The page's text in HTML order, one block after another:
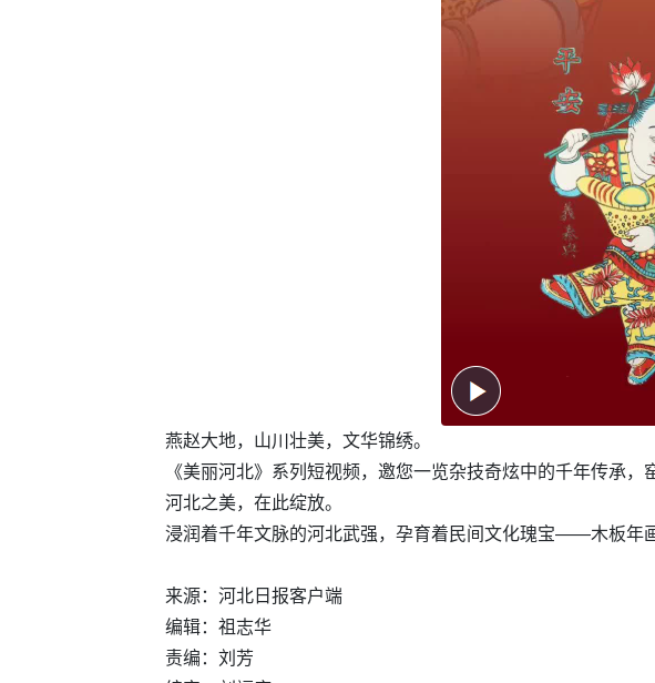
燕赵大地，山川壮美，文华锦绣。
《美丽河北》系列短视频，邀您一览杂技奇炫中的千年传承
河北之美，在此绽放。
浸润着千年文脉的河北武强，孕育着民间文化瑰宝——木板年
来源：河北日报客户端
编辑：祖志华
责编：刘芳